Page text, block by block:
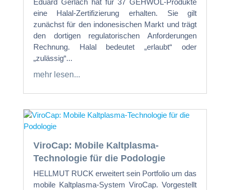
eine Halal-Zertifizierung erhalten. Sie gilt
zunächst für den indonesischen Markt und trägt
den dortigen regulatorischen Anforderungen
Rechnung. Halal bedeutet „erlaubt“ oder
„zulässig“...
mehr lesen...
ViroCap: Mobile Kaltplasma-
Technologie für die Podologie
HELLMUT RUCK erweitert sein Portfolio um das
mobile Kaltplasma-System ViroCap. Vorgestellt